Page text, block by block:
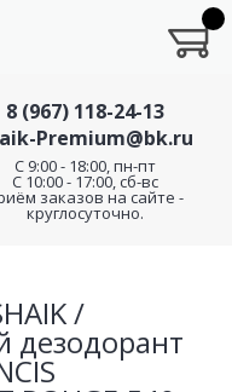
8 (967) 118-24-13
Premium@bk.ru
C 9:00 - 18:00, пн-пт
С 10:00 - 17:00, сб-вс
заказов на сайте -
круглосуточно.
/